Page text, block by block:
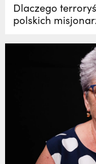
Dlaczego
polskich